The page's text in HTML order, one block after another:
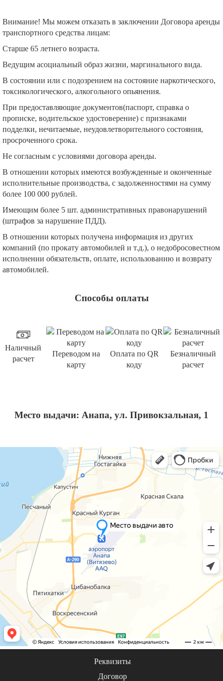
Внимание! Мы можем отказать в заключении Договора аренды
транспортного средства лицам:
Старше 65 летнего возраста.
Ведущим асоциальный образ жизни, маргинального вида.
В состоянии или с подозрением на состояние наркотического,
токсикологического, алкогольного опьянения.
При предоставляющие документов(паспорт, справка о
прописке, водительское удостоверение) с признаками
подделки, нечитаемые, неудовлетворительного состояния,
просроченного срока.
Не согласным с условиями договора аренды.
В отношении которых имеются возбужденные и оконченные
исполнительные производства, с задолженностями на сумму
более 100 000 рублей.
Имеющим более 5 шт. административных правонарушений
(штрафов за нарушение ПДД).
В отношении которых получена информация из других
компаний (по прокату автомобилей и т.д.), о недобросовестном
исполнении обязательств, оплате, использованию и возврату
автомобилей.
Способы оплаты
Наличный
расчет
Переводом на
карту
Оплата по QR
коду
Безналичный
расчет
Место выдачи: Анапа, ул. Привокзальная, 1
Реквизиты
Договор